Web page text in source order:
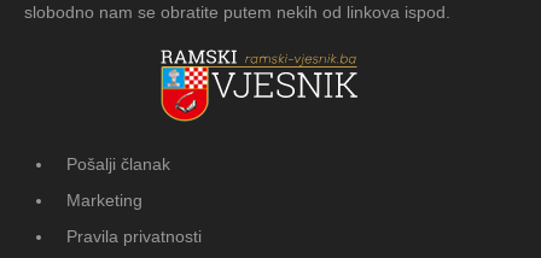
slobodno nam se obratite putem nekih od linkova ispod.
Pošalji članak
Marketing
Pravila privatnosti